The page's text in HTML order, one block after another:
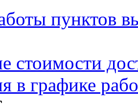
пунктов
стоимости
в графике